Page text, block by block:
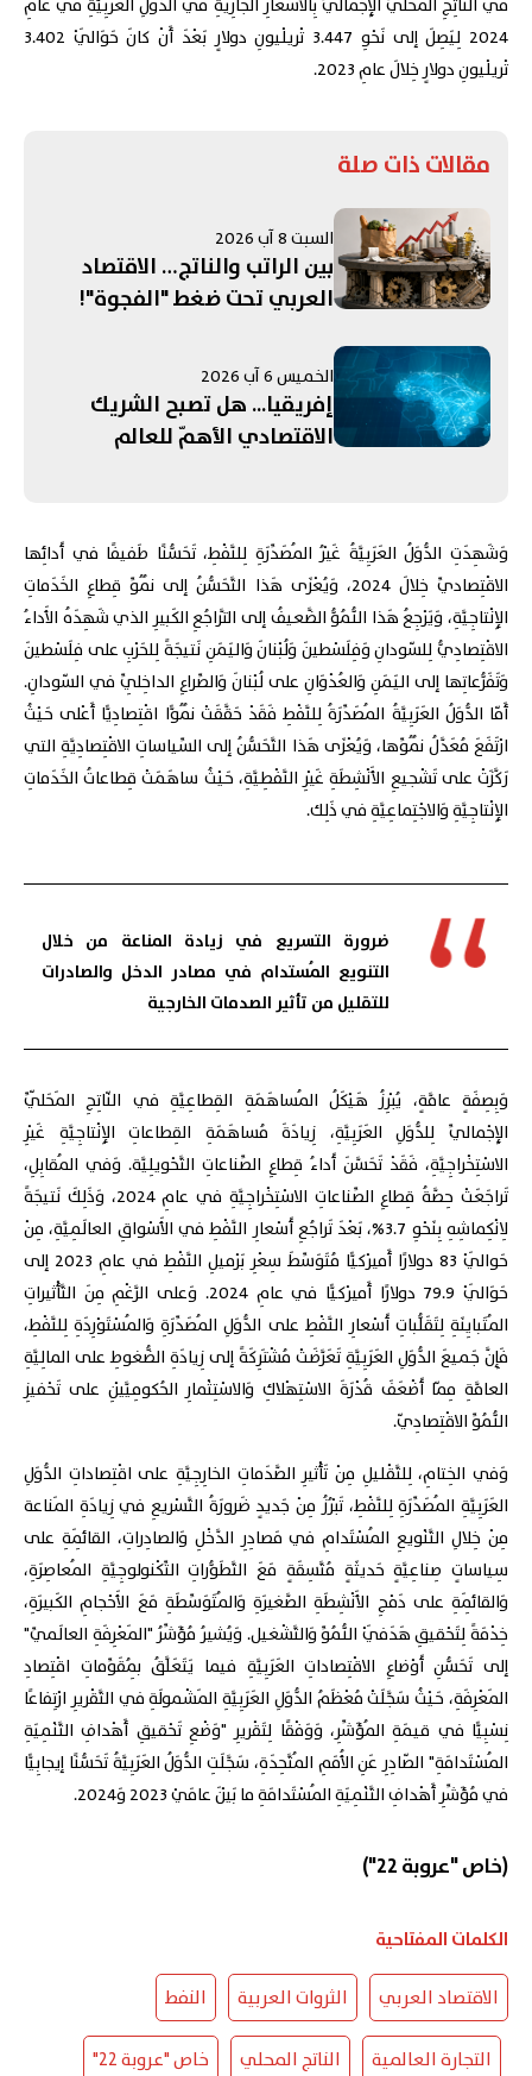
في النّاتِجِ المَحَلّيِّ الإِجْماليِّ بِالأَسْعارِ الجارِيَةِ في الدُّوَلِ العَرَبِيَّةِ في عامِ
2024 لِيَصِلَ إلى نَحْوِ 3.447 تْريلْيونِ دولارٍ بَعْدَ أَنْ كانَ حَوَالَيْ 3.402
تْريلْيونِ دولارٍ خِلالَ عامِ 2023.
مقالات ذات صلة
السبت 8 آب 2026
بين الراتب والناتج… الاقتصاد
العربي تحت ضغط "الفجوة"!
الخميس 6 آب 2026
إفريقيا... هل تصبح الشريك
الاقتصادي الأهمّ للعالم
وَشَهِدَتِ الدُّوَلُ العَرَبِيَّةُ غَيْرُ المُصَدِّرَةِ لِلنَّفْطِ، تَحَسُّنًا طَفيفًا في أَدائِها
الاقْتِصاديِّ خِلالَ 2024، وَيُعْزَى هَذا التَّحَسُّنُ إلى نُمُوِّ قِطاعِ الخَدَماتِ
الإِنْتاجِيَّةِ، وَيَرْجِعُ هَذا النُّمُوُّ الضَّعيفُ إلى التَّراجُعِ الكَبيرِ الذي شَهِدَهُ الأَداءُ
الاقْتِصادِيُّ لِلسّودانِ وَفِلَسْطينَ وَلُبْنانَ وَاليَمَنِ نَتيجَةً لِلحَرْبِ على فِلَسْطينَ
وَتَفَرُّعاتِها إلى اليَمَنِ وَالعُدْوَانِ على لُبْنانَ وَالصِّراعِ الداخِلِيِّ في السّودانِ.
أَمّا الدُّوَلُ العَرَبِيَّةُ المُصَدِّرَةُ لِلنَّفْطِ فَقَدْ حَقَّقَتْ نُمُوًّا اقْتِصادِيًّا أَعْلى حَيْثُ
ارْتَفَعَ مُعَدَّلُ نُمُوِّها، وَيُعْزَى هَذا التَّحَسُّنُ إلى السِّياساتِ الاقْتِصادِيَّةِ التي
رَكَّزَتْ على تَشْجيعِ الأَنْشِطَةِ غَيْرِ النَّفْطِيَّةِ، حَيْثُ ساهَمَتْ قِطاعاتُ الخَدَماتِ
الإِنْتاجِيَّةِ وَالاجْتِماعِيَّةِ في ذَلِك.
ضرورة التسريع في زيادة المناعة من خلال
التنويع المُستدام في مصادر الدخل والصادرات
للتقليل من تأثير الصدمات الخارجية
وَبِصِفَةٍ عامَّةٍ، يُبْرِزُ هَيْكَلُ المُساهَمَةِ القِطاعِيَّةِ في النّاتِجِ المَحَلّيِّ
الإِجْماليِّ لِلدُّوَلِ العَرَبِيَّةِ، زِيادَةَ مُساهَمَةِ القِطاعاتِ الإِنْتاجِيَّةِ غَيْرِ
الاسْتِخْراجِيَّةِ، فَقَدْ تَحَسَّنَ أَداءُ قِطاعِ الصِّناعاتِ التَّحْويلِيَّة. وَفي المُقابِلِ،
تَراجَعَتْ حِصَّةُ قِطاعِ الصِّناعاتِ الاسْتِخْراجِيَّةِ في عامِ 2024، وَذَلِكَ نَتيجَةً
لِانْكِماشِهِ بِنَحْوِ 3.7%، بَعْدَ تَراجُعِ أَسْعارِ النَّفْطِ في الأَسْواقِ العالَمِيَّةِ، مِنْ
حَوالَيْ 83 دولارًا أَميرْكيًّا مُتَوَسِّطَ سِعْرِ بَرْميلِ النَّفْطِ في عامِ 2023 إلى
حَوَالَيْ 79.9 دولارًا أَميرْكيًّا في عامِ 2024. وَعلى الرَّغْمِ مِنَ التَّأْثيراتِ
المُتَبايِنَةِ لِتَقَلُّباتِ أَسْعارِ النَّفْطِ على الدُّوَلِ المُصَدِّرَةِ وَالمُسْتَوْرِدَةِ لِلنَّفْطِ،
فَإِنَّ جَميعَ الدُّوَلِ العَرَبِيَّةِ تَعَرَّضَتْ مُشْتَرِكَةً إلى زِيادَةِ الضُّغوطِ على المالِيَّةِ
العامَّةِ مِمّا أَضْعَفَ قُدْرَةَ الاسْتِهْلاكِ وَالاسْتِثْمارِ الحُكومِيَّيْنِ على تَحْفيزِ
النُّمُوِّ الاقْتِصادِيّ.
وَفي الخِتامِ، لِلتَّقْليلِ مِنْ تَأْثيرِ الصَّدَماتِ الخارِجِيَّةِ على اقْتِصاداتِ الدُّوَلِ
العَرَبِيَّةِ المُصَدِّرَةِ لِلنَّفْطِ، تَبْرُزُ مِنْ جَديدٍ ضَرورَةُ التَّسْريعِ في زِيادَةِ المَناعة
مِنْ خِلالِ التَّنْويعِ المُسْتَدامِ في مَصادِرِ الدَّخْلِ وَالصادِراتِ، القائِمَةِ على
سِياساتٍ صِناعِيَّةٍ حَديثَةٍ مُتَّسِقَةٍ مَعَ التَّطَوُّراتِ التِّكْنولوجِيَّةِ المُعاصِرَةِ،
وَالقائِمَةِ على دَمْجِ الأَنْشِطَةِ الصَّغيرَةِ وَالمُتَوَسِّطَةِ مَعَ الأَحْجامِ الكَبيرَةِ،
خِدْمَةً لِتَحْقيقِ هَدَفَيْ النُّمُوِّ وَالتَّشْغيل. وَيُشيرُ مُؤَشِّرُ "المَعْرِفَةِ العالَميِّ"
إلى تَحَسُّنِ أَوْضاعِ الاقْتِصاداتِ العَرَبِيَّةِ فيما يَتَعَلَّقُ بِمُقَوِّماتِ اقْتِصادِ
المَعْرِفَةِ، حَيْثُ سَجَّلَتْ مُعْظَمُ الدُّوَلِ العَرَبِيَّةِ المَشْمولَةِ في التَّقْريرِ ارْتِفاعًا
نِسْبِيًّا في قيمَةِ المُؤَشِّرِ، وَوَفْقًا لِتَقْريرِ "وَضْعِ تَحْقيقِ أَهْدافِ التَّنْمِيَةِ
المُسْتَدامَةِ" الصّادِرِ عَنِ الأُمَمِ المُتَّحِدَةِ، سَجَّلَتِ الدُّوَلُ العَرَبِيَّةُ تَحَسُّنًا إيجابِيًّا
في مُؤَشِّرِ أَهْدافِ التَّنْمِيَةِ المُسْتَدامَةِ ما بَيْنَ عامَيْ 2023 وَ2024.
(خاص "عروبة 22")
الكلمات المفتاحية
الاقتصاد العربي الثروات العربية النفط
التجارة العالمية الناتج المحلي خاص "عروبة 22"